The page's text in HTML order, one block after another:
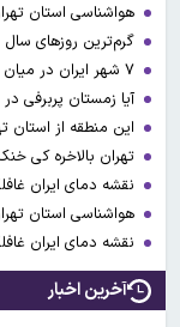
هواشناسی استان تهران
گرم‌ترین روزهای سال از
آیا زمستان پربرفی
این منطقه از استان تهران با ۴۶ درجه
تهران بالاخره کی
نقشه دمای ایران
هواشناسی استان
نقشه دمای ایران
آخرین اخبار